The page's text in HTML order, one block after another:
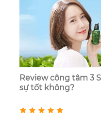
Review công tâm 3
sự tốt không?